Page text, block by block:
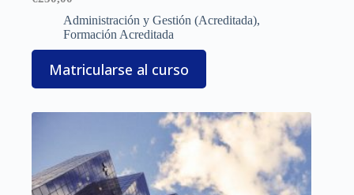
Administración y Gestión (Acreditada),
Formación Acreditada
Matricularse al curso